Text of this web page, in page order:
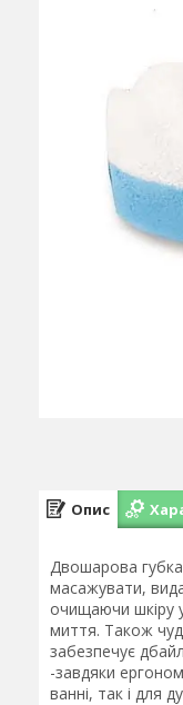
Опис
Двошарова
масажувати,
очищаючи шкіру
миття. Також
забезпечує
-завдяки
ванні, так і для